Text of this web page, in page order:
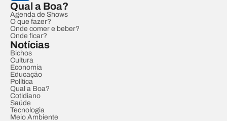
Qual a Boa?
Agenda de Shows
O que fazer?
Onde comer e beber?
Onde ficar?
Notícias
Bichos
Cultura
Economia
Educação
Política
Qual a Boa?
Cotidiano
Saúde
Tecnologia
Meio Ambiente